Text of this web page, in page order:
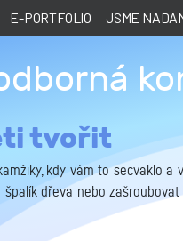
E-PORTFOLIO JSME
tvořit
kdy vám to secvaklo a
dřeva nebo